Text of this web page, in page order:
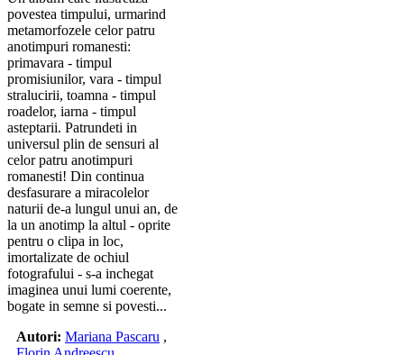
povestea timpului, urmarind
metamorfozele celor patru
anotimpuri romanesti:
primavara - timpul
promisiunilor, vara - timpul
stralucirii, toamna - timpul
roadelor, iarna - timpul
asteptarii. Patrundeti in
universul plin de sensuri al
celor patru anotimpuri
romanesti! Din continua
desfasurare a miracolelor
naturii de-a lungul unui an, de
la un anotimp la altul - oprite
pentru o clipa in loc,
imortalizate de ochiul
fotografului - s-a inchegat
imaginea unui lumi coerente,
bogate in semne si povesti...
Autori: Mariana Pascaru ,